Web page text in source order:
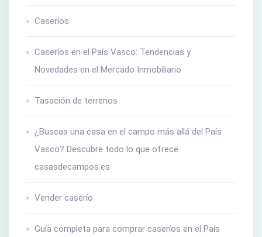
Caseríos
Caseríos en el País Vasco: Tendencias y
Novedades en el Mercado Inmobiliario
Tasación de terrenos
¿Buscas una casa en el campo más allá del País
Vasco? Descubre todo lo que ofrece
casasdecampos.es
Vender caserío
Guía completa para comprar caseríos en el País